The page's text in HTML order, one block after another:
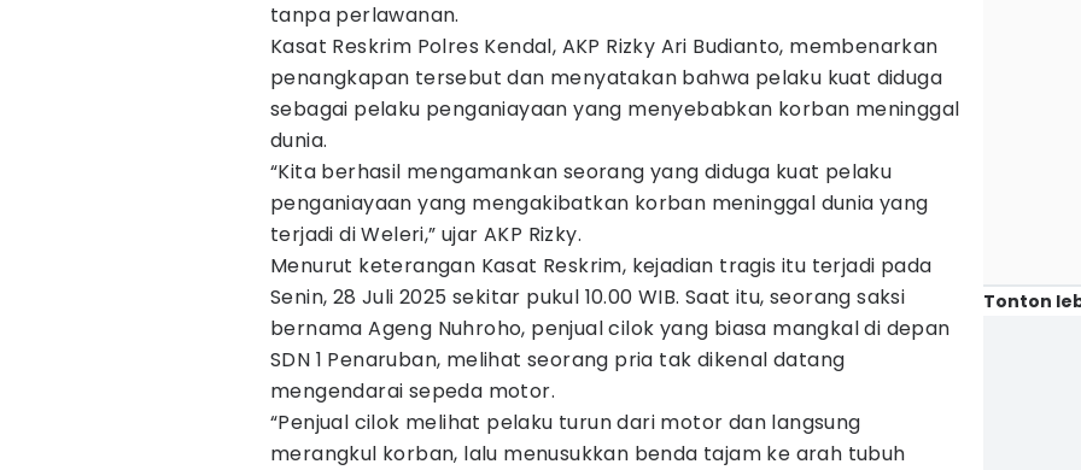
tanpa perlawanan.
Kasat Reskrim Polres Kendal, AKP Rizky Ari Budianto, membenarkan
penangkapan tersebut dan menyatakan bahwa pelaku kuat diduga
sebagai pelaku penganiayaan yang menyebabkan korban meninggal
dunia.
“Kita berhasil mengamankan seorang yang diduga kuat pelaku
penganiayaan yang mengakibatkan korban meninggal dunia yang
terjadi di Weleri,” ujar AKP Rizky.
Menurut keterangan Kasat Reskrim, kejadian tragis itu terjadi pada
Senin, 28 Juli 2025 sekitar pukul 10.00 WIB. Saat itu, seorang saksi
bernama Ageng Nuhroho, penjual cilok yang biasa mangkal di depan
SDN 1 Penaruban, melihat seorang pria tak dikenal datang
mengendarai sepeda motor.
“Penjual cilok melihat pelaku turun dari motor dan langsung
merangkul korban, lalu menusukkan benda tajam ke arah tubuh
Tonton